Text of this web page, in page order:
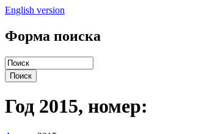
English version
Форма поиска
Год 2015, номер: